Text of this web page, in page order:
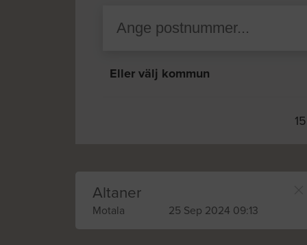
Eller välj kommun
Altaner
Motala 25 Sep 2024 09:13